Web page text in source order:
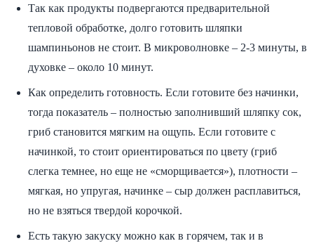
Так как продукты подвергаются предварительной
тепловой обработке, долго готовить шляпки
шампиньонов не стоит. В микроволновке – 2-3 минуты, в
духовке – около 10 минут.
Как определить готовность. Если готовите без начинки,
тогда показатель – полностью заполнивший шляпку сок,
гриб становится мягким на ощупь. Если готовите с
начинкой, то стоит ориентироваться по цвету (гриб
слегка темнее, но еще не «сморщивается»), плотности –
мягкая, но упругая, начинке – сыр должен расплавиться,
но не взяться твердой корочкой.
Есть такую закуску можно как в горячем, так и в